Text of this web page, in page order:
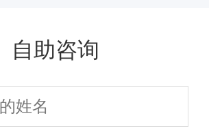
自助咨询